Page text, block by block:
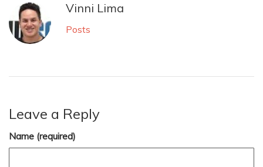
Vinni Lima
Posts
Leave a Reply
Name (required)